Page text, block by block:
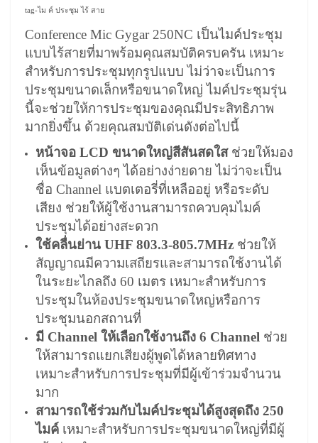
tag-ไม ค์ ประชุม ไร้ สาย
Conference Mic Gygar 250NC เป็นไมค์ประชุม
แบบไร้สายที่มาพร้อมคุณสมบัติครบครัน เหมาะ
สำหรับการประชุมทุกรูปแบบ ไม่ว่าจะเป็นการ
ประชุมขนาดเล็กหรือขนาดใหญ่ ไมค์ประชุมรุ่น
นี้จะช่วยให้การประชุมของคุณมีประสิทธิภาพ
มากยิ่งขึ้น ด้วยคุณสมบัติเด่นดังต่อไปนี้
หน้าจอ LCD ขนาดใหญ่สีสันสดใสช่วยให้มอง
เห็นข้อมูลต่างๆ ได้อย่างง่ายดาย ไม่ว่าจะเป็น
ชื่อ Channel แบตเตอรี่ที่เหลืออยู่ หรือระดับ
เสียง ช่วยให้ผู้ใช้งานสามารถควบคุมไมค์
ประชุมได้อย่างสะดวก
ใช้คลื่นย่าน UHF 803.3-805.7MHz ช่วยให้
สัญญาณมีความเสถียรและสามารถใช้งานได้
ในระยะไกลถึง 60 เมตร เหมาะสำหรับการ
ประชุมในห้องประชุมขนาดใหญ่หรือการ
ประชุมนอกสถานที่
มี Channel ให้เลือกใช้งานถึง 6 Channel ช่วย
ให้สามารถแยกเสียงผู้พูดได้หลายทิศทาง
เหมาะสำหรับการประชุมที่มีผู้เข้าร่วมจำนวน
มาก
สามารถใช้ร่วมกับไมค์ประชุมได้สูงสุดถึง 250
ไมค์ เหมาะสำหรับการประชุมขนาดใหญ่ที่มีผู้